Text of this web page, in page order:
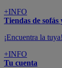
+INFO
Tiendas de sofás
¡Encuentra la tuya!
+INFO
Tu cuenta